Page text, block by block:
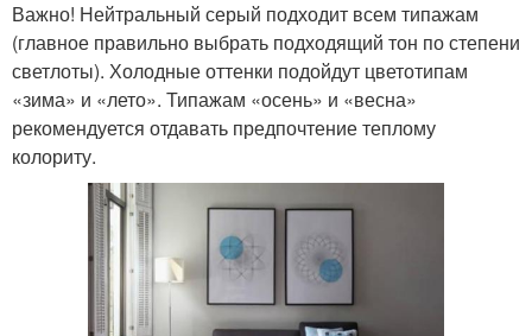
Важно! Нейтральный серый подходит всем типажам
(главное правильно выбрать подходящий тон по степени
светлоты). Холодные оттенки подойдут цветотипам
«зима» и «лето». Типажам «осень» и «весна»
рекомендуется отдавать предпочтение теплому
колориту.